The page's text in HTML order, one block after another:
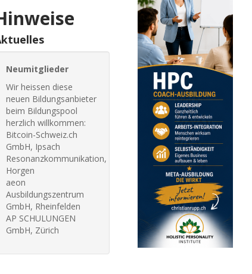
Neumitglieder
Wir heissen diese
neuen Bildungsanbieter
beim Bildungspool
herzlich willkommen:
Bitcoin-Schweiz.ch
GmbH, Ipsach
Resonanzkommunikation,
Horgen
aeon
Ausbildungszentrum
GmbH, Rheinfelden
AP SCHULUNGEN
GmbH, Zürich